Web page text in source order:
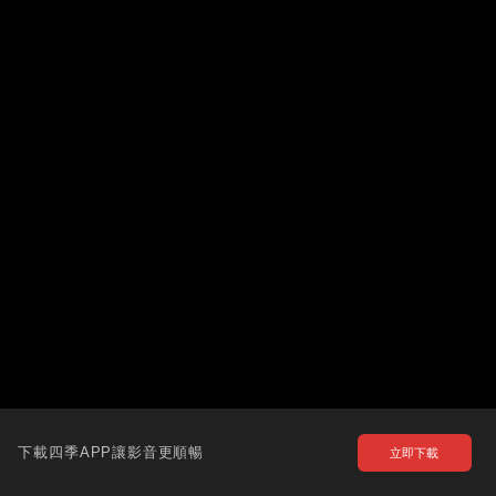
下載四季APP讓影音更順暢 立即下載